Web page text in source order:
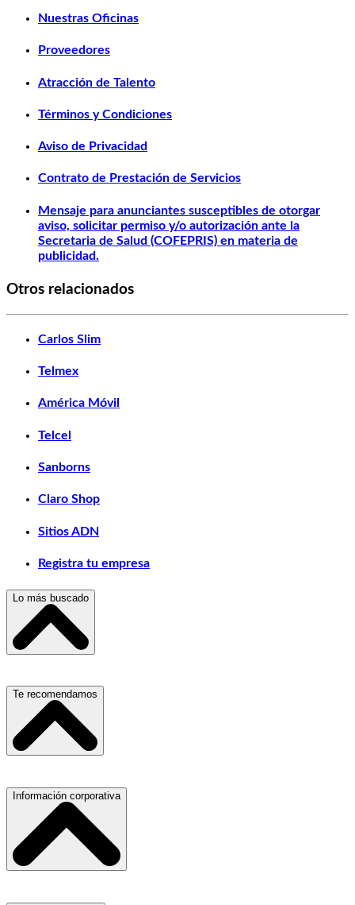
Nuestras Oficinas
Proveedores
Atracción de Talento
Términos y Condiciones
Aviso de Privacidad
Contrato de Prestación de Servicios
Mensaje para anunciantes susceptibles de otorgar
aviso, solicitar permiso y/o autorización ante la
Secretaria de Salud (COFEPRIS) en materia de
publicidad.
Otros relacionados
Carlos Slim
Telmex
América Móvil
Telcel
Sanborns
Claro Shop
Sitios ADN
Registra tu empresa
Lo más buscado
Escuelas, Institutos y Universidades
Hospitales, Sanatorios y Clínicas
Refacciones y Accesorios para Automóviles
Materiales para Construcción
Laboratorios de Diagnóstico Clínico
Ferreterías
Te recomendamos
Servicio de Grúas
Médicos Oculistas y Oftalmólogos
Ferreterías
Información corporativa